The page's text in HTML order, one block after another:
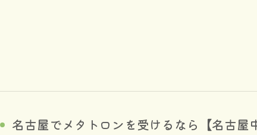
名古屋でメタトロンを受けるなら【名古屋